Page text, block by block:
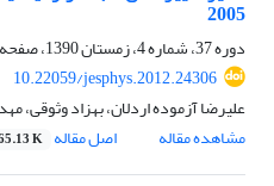
2005
دوره 37، شماره 4، زمستان 1390، صفحه
10.22059/jesphys.2012.24306
علیرضا آزموده اردلان، بهزاد وثوقی،
مشاهده مقاله
اصل مقاله K